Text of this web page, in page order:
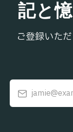
記と
ご登録いた